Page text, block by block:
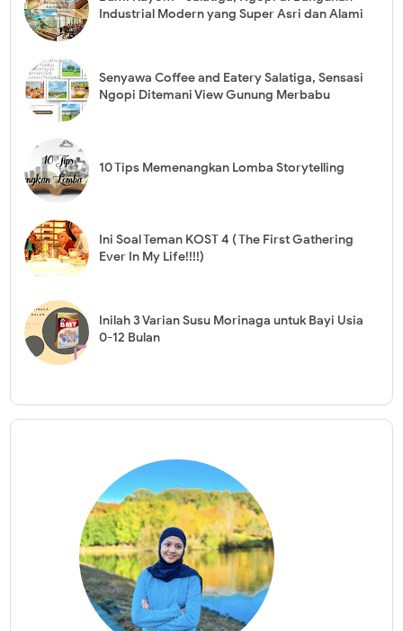
Industrial Modern yang Super Asri dan Alami
Senyawa Coffee and Eatery Salatiga, Sensasi
Ngopi Ditemani View Gunung Merbabu
10 Tips Memenangkan Lomba Storytelling
Ini Soal Teman KOST 4 ( The First Gathering
Ever In My Life!!!!)
Inilah 3 Varian Susu Morinaga untuk Bayi Usia
0-12 Bulan